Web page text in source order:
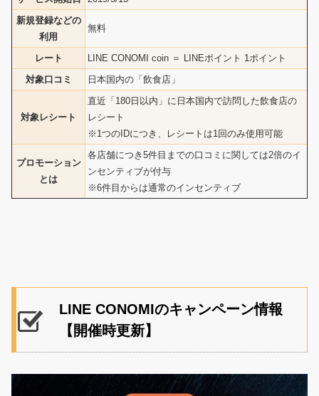
新規登録などの
利用
無料
レート
LINE CONOMI coin ＝ LINEポイント 1ポイント
対象口コミ
日本国内の「飲食店」
対象レシート
直近「180日以内」に日本国内で訪問した飲食店の
レシート
※1つのIDにつき、レシートは1回のみ使用可能
プロモーション
とは
各店舗につき5件目までの口コミに関しては2倍のイ
ンセンティブが付与
※6件目からは通常のインセンティブ
LINE CONOMIのキャンペーン情報
【開催時更新】